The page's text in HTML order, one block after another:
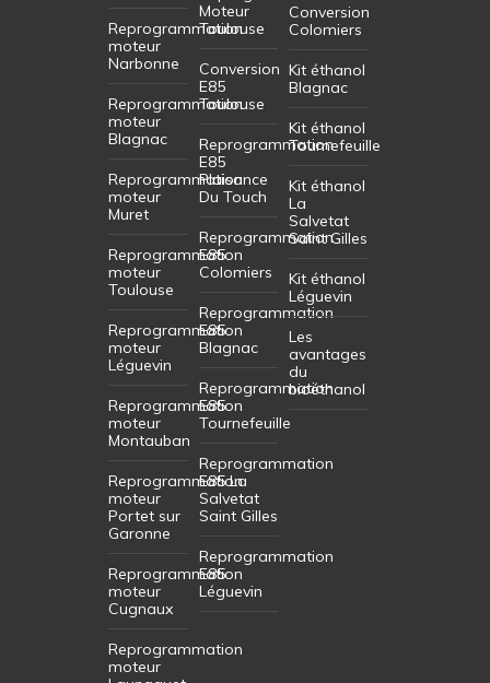
Reprogrammation
moteur
Narbonne
Reprogrammation
moteur
Blagnac
Reprogrammation
moteur
Muret
Reprogrammation
moteur
Toulouse
Reprogrammation
moteur
Léguevin
Reprogrammation
moteur
Montauban
Reprogrammation
moteur
Portet sur
Garonne
Reprogrammation
moteur
Cugnaux
Reprogrammation
moteur
Moteur
Toulouse
Conversion
E85
Toulouse
Reprogrammation
E85
Plaisance
Du Touch
Reprogrammation
E85
Colomiers
Reprogrammation
E85
Blagnac
Reprogrammation
E85
Tournefeuille
Reprogrammation
E85 La
Salvetat
Saint Gilles
Reprogrammation
E85
Léguevin
Conversion
Colomiers
Kit éthanol
Blagnac
Kit éthanol
Tournefeuille
Kit éthanol
La
Salvetat
Saint Gilles
Kit éthanol
Léguevin
Les
avantages
du
bioéthanol